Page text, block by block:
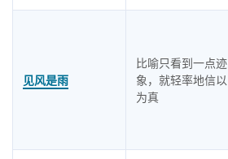
见风是雨
比喻只看到一点迹
象，就轻率地信以
为真